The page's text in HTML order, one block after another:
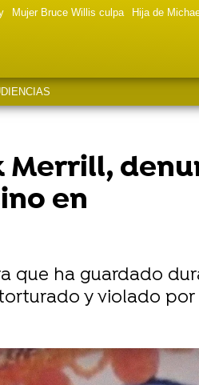
Mujer Bruce Willis culpa Hija de
Merrill,
en
que ha guardado
y violado por